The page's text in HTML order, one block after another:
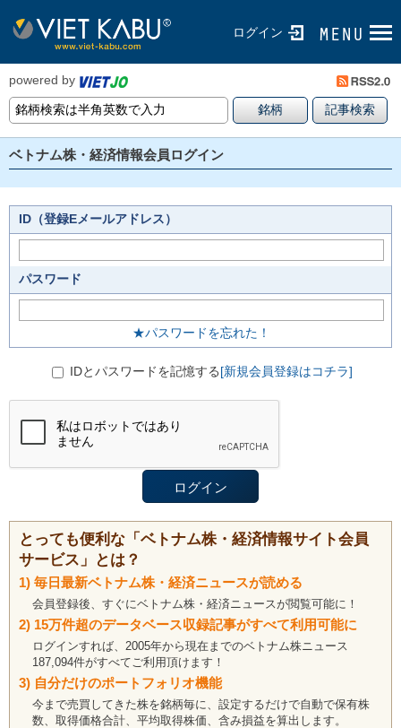
ログイン
powered by
ベトナム株・経済情報会員ログイン
ID（登録Eメールアドレス）
パスワード
★パスワードを忘れた！
IDとパスワードを記憶する[新規会員登録はコチラ]
とっても便利な「ベトナム株・経済情報サイト会員
サービス」とは？
1) 毎日最新ベトナム株・経済ニュースが読める
会員登録後、すぐにベトナム株・経済ニュースが閲覧可能に！
2) 15万件超のデータベース収録記事がすべて利用可能に
ログインすれば、2005年から現在までのベトナム株ニュース
187,094件がすべてご利用頂けます！
3) 自分だけのポートフォリオ機能
今まで売買してきた株を銘柄毎に、設定するだけで自動で保有株
数、取得価格合計、平均取得株価、含み損益を算出します。